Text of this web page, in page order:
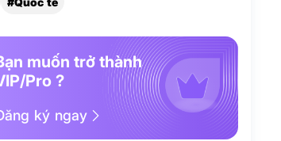
muốn trở thành
Pro ?
ký ngay